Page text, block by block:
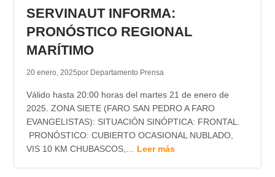
SERVINAUT INFORMA:
PRONÓSTICO REGIONAL
MARÍTIMO
20 enero, 2025por Departamento Prensa
Válido hasta 20:00 horas del martes 21 de enero de
2025. ZONA SIETE (FARO SAN PEDRO A FARO
EVANGELISTAS): SITUACIÓN SINÓPTICA: FRONTAL.
PRONÓSTICO: CUBIERTO OCASIONAL NUBLADO,
VIS 10 KM CHUBASCOS,… Leer más